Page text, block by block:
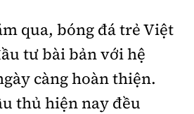
qua, bóng đá trẻ Việt
tư bài bản với hệ
càng hoàn thiện.
thủ hiện nay đều